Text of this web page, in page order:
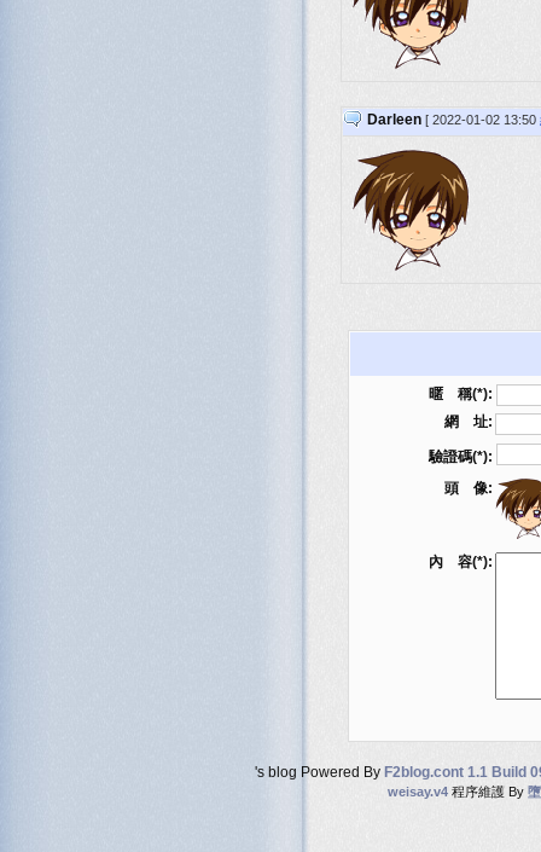
Darleen [ 2022-01-02 13:50
暱 稱(*):
網 址:
驗證碼(*):
頭 像:
內 容(*):
's blog Powered By F2blog.cont 1.1 Build
weisay.v4程序維護 By